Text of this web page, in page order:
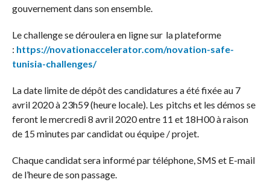
gouvernement dans son ensemble.
Le challenge se déroulera en ligne sur la plateforme
: https://novationaccelerator.com/novation-safe-
tunisia-challenges/
La date limite de dépôt des candidatures a été fixée au 7
avril 2020 à 23h59 (heure locale). Les pitchs et les démos se
feront le mercredi 8 avril 2020 entre 11 et 18H00 à raison
de 15 minutes par candidat ou équipe / projet.
Chaque candidat sera informé par téléphone, SMS et E-mail
de l’heure de son passage.